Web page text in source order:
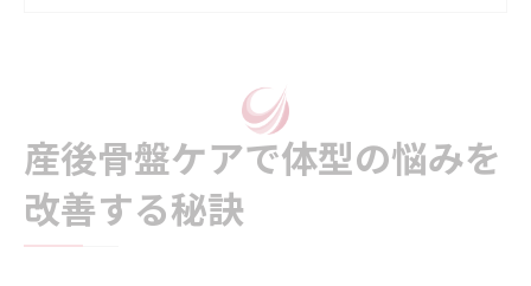
産後骨盤ケアを継続するためのコツや注意
点
骨盤矯正と産後骨盤ケアの違いと選び方の
コツ
産後骨盤ケアで体型の悩みを
改善する秘訣